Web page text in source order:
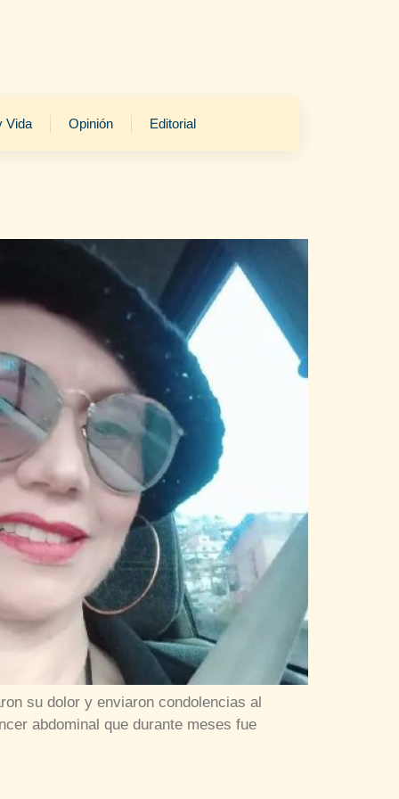
Vida Opinión Editorial
su dolor y enviaron condolencias al
abdominal que durante meses fue